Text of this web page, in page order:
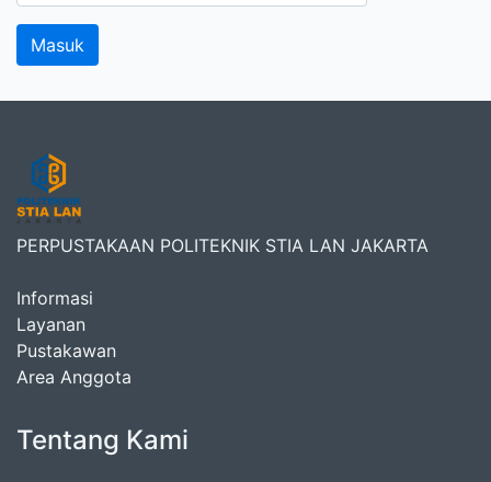
PERPUSTAKAAN POLITEKNIK STIA LAN JAKARTA
Informasi
Layanan
Pustakawan
Area Anggota
Tentang Kami